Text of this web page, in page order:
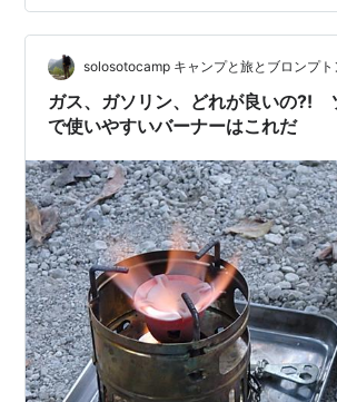
ブもあります。 アミカスは、マイクロ
搭載なので、その点では少し不満 な部
通常の使い方では特に問題はありません
ギュレーターとは、簡単に説明すると小
構で 外気温による…
solosotocamp キャンプと旅とブロンプト
ガス、ガソリン、どれが良いの?!
で使いやすいバーナーはこれだ